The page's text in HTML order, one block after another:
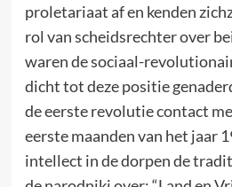
proletariaat af en kenden
rol van scheidsrechter over
waren de sociaal-
dicht tot deze positie
de eerste revolutie contact
eerste maanden van het jaar
intellect in de dorpen de